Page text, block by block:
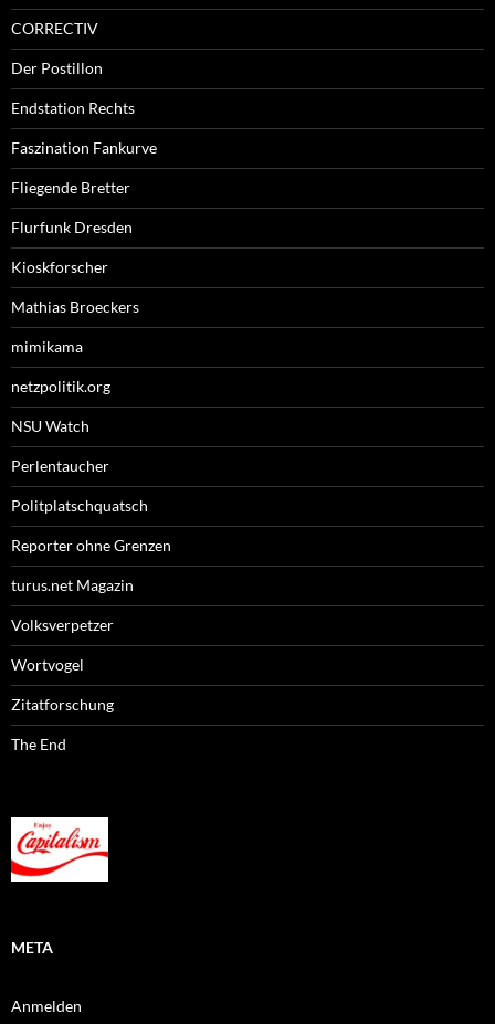
CORRECTIV
Der Postillon
Endstation Rechts
Faszination Fankurve
Fliegende Bretter
Flurfunk Dresden
Kioskforscher
Mathias Broeckers
mimikama
netzpolitik.org
NSU Watch
Perlentaucher
Politplatschquatsch
Reporter ohne Grenzen
turus.net Magazin
Volksverpetzer
Wortvogel
Zitatforschung
The End
META
Anmelden